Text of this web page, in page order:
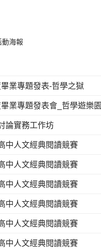
動海報
業專題發表-哲學之獄
業專題發表會_哲學遊樂園
論實務工作坊
中人文經典閱讀競賽
中人文經典閱讀競賽
中人文經典閱讀競賽
中人文經典閱讀競賽
中人文經典閱讀競賽
中人文經典閱讀競賽